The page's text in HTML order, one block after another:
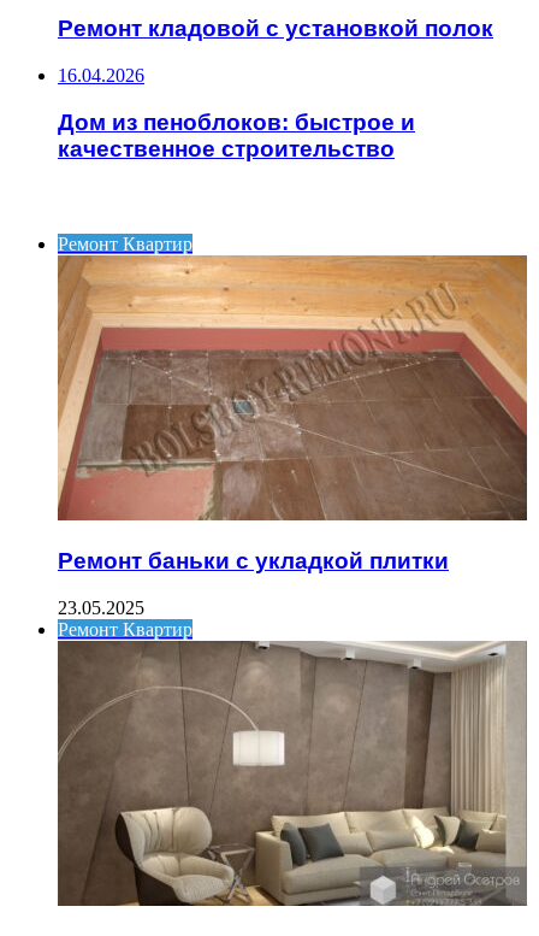
Ремонт кладовой с установкой полок
16.04.2026
Дом из пеноблоков: быстрое и
качественное строительство
Ремонт Квартир
Ремонт баньки с укладкой плитки
23.05.2025
Ремонт Квартир